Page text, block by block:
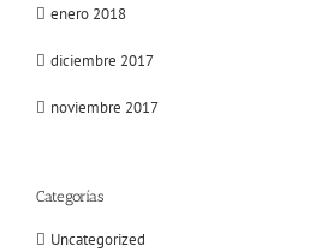
enero 2018
diciembre 2017
noviembre 2017
Categorías
Uncategorized